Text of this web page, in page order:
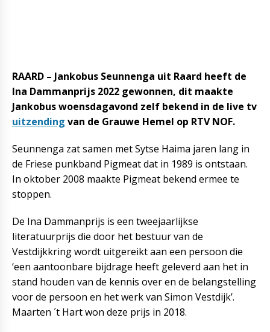
RAARD – Jankobus Seunnenga uit Raard heeft de
Ina Dammanprijs 2022 gewonnen, dit maakte
Jankobus woensdagavond zelf bekend in de live tv
uitzending van de Grauwe Hemel op RTV NOF.
Seunnenga zat samen met Sytse Haima jaren lang in
de Friese punkband Pigmeat dat in 1989 is ontstaan.
In oktober 2008 maakte Pigmeat bekend ermee te
stoppen.
De Ina Dammanprijs is een tweejaarlijkse
literatuurprijs die door het bestuur van de
Vestdijkkring wordt uitgereikt aan een persoon die
‘een aantoonbare bijdrage heeft geleverd aan het in
stand houden van de kennis over en de belangstelling
voor de persoon en het werk van Simon Vestdijk’.
Maarten ´t Hart won deze prijs in 2018.